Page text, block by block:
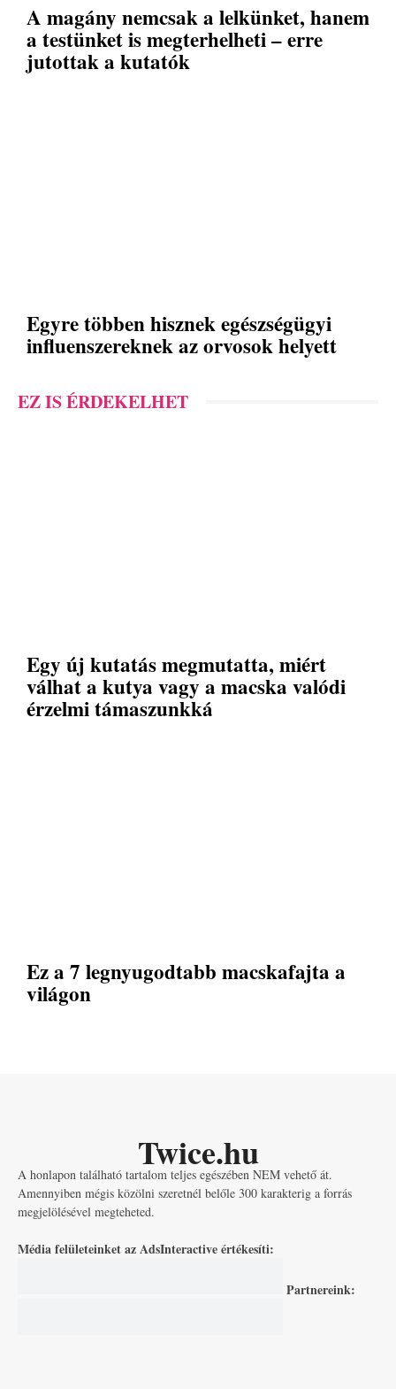
A magány nemcsak a lelkünket, hanem
a testünket is megterhelheti – erre
jutottak a kutatók
Egyre többen hisznek egészségügyi
influenszereknek az orvosok helyett
EZ IS ÉRDEKELHET
Egy új kutatás megmutatta, miért
válhat a kutya vagy a macska valódi
érzelmi támaszunkká
Ez a 7 legnyugodtabb macskafajta a
világon
Twice.hu
A honlapon található tartalom teljes egészében NEM vehető át.
Amennyiben mégis közölni szeretnél belőle 300 karakterig a forrás
megjelölésével megteheted.
Média felületeinket az AdsInteractive értékesíti:
Partnereink: